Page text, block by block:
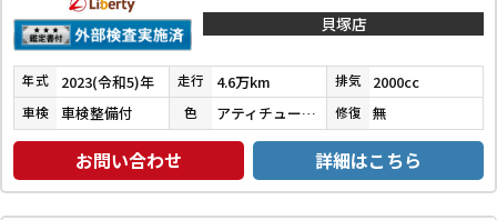
貝塚店
年式 2023(令和5)年 走行 4.6万km 排気 2000cc
車検 車検整備付 色 アティチュードブラックマイカ 修復 無
お問い合わせ 詳細はこちら